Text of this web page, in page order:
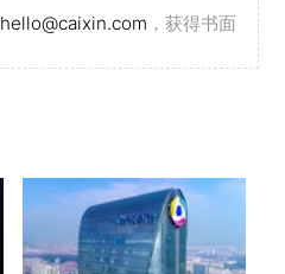
hello@caixin.com ，获得书面